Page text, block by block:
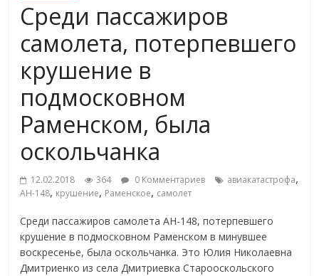
Среди пассажиров
самолета, потерпевшего
крушение в
подмосковном
Раменском, была
оскольчанка
12.02.2018 364 0 Комментариев авиакатастрофа,
АН-148, крушение, Раменское, самолет
Среди пассажиров самолета АН-148, потерпевшего
крушение в подмосковном Раменском в минувшее
воскресенье, была оскольчанка. Это Юлия Николаевна
Дмитриенко из села Дмитриевка Старооскольского